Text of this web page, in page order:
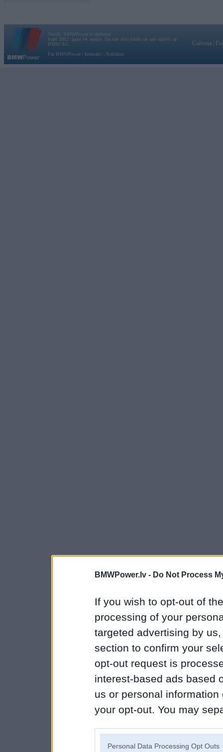
BMWPower.lv - Do Not Process
If you wish to opt-out of
processing of your
targeted advertising by
section to confirm your
opt-out request is
interest-based ads based
us or personal
your opt-out. You may
Personal Data Processing Opt Outs
Vortāls BMWPower.lv darbojas
kopš 2002. gada 14. maija. Tas nav auto klubs un nav saistīts ar
BMW AG.
Par BMWPower
Kontakti Reklāma
Galvena